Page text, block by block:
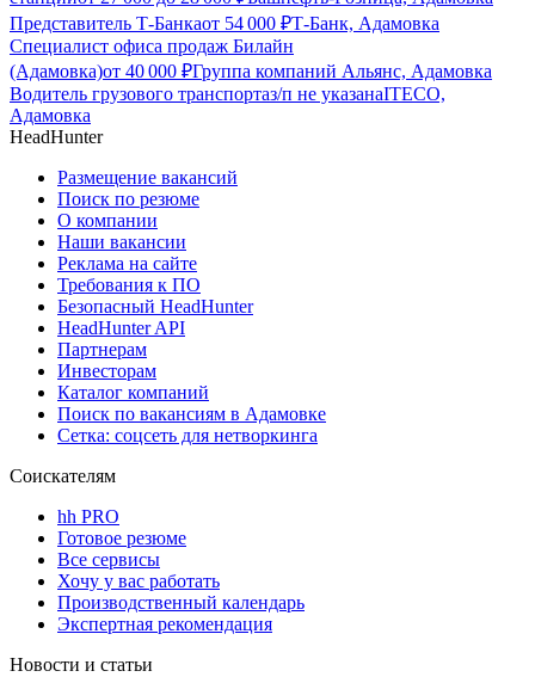
Представитель Т-Банкаот 54 000 ₽Т-Банк, Адамовка
Специалист офиса продаж Билайн
(Адамовка)от 40 000 ₽Группа компаний Альянс, Адамовка
Водитель грузового транспортаз/п не указанаITECO,
Адамовка
HeadHunter
Размещение вакансий
Поиск по резюме
О компании
Наши вакансии
Реклама на сайте
Требования к ПО
Безопасный HeadHunter
HeadHunter API
Партнерам
Инвесторам
Каталог компаний
Поиск по вакансиям в Адамовке
Сетка: соцсеть для нетворкинга
Соискателям
hh PRO
Готовое резюме
Все сервисы
Хочу у вас работать
Производственный календарь
Экспертная рекомендация
Новости и статьи